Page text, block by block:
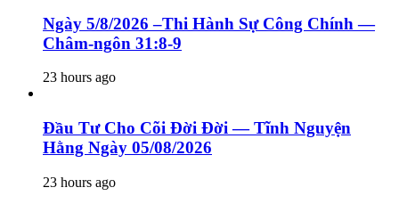
Ngày 5/8/2026 –Thi Hành Sự Công Chính —
Châm-ngôn 31:8-9
23 hours ago
Đầu Tư Cho Cõi Đời Đời — Tĩnh Nguyện
Hằng Ngày 05/08/2026
23 hours ago